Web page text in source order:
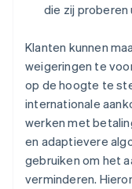
die zij
Klanten kunnen
weigeringen te
op de hoogte te
internationale
werken met
en adaptievere
gebruiken om het
verminderen.